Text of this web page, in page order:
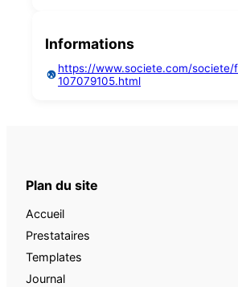
Informations
https://www.societe.com/societe/
107079105.html
Plan du site
Accueil
Prestataires
Templates
Journal